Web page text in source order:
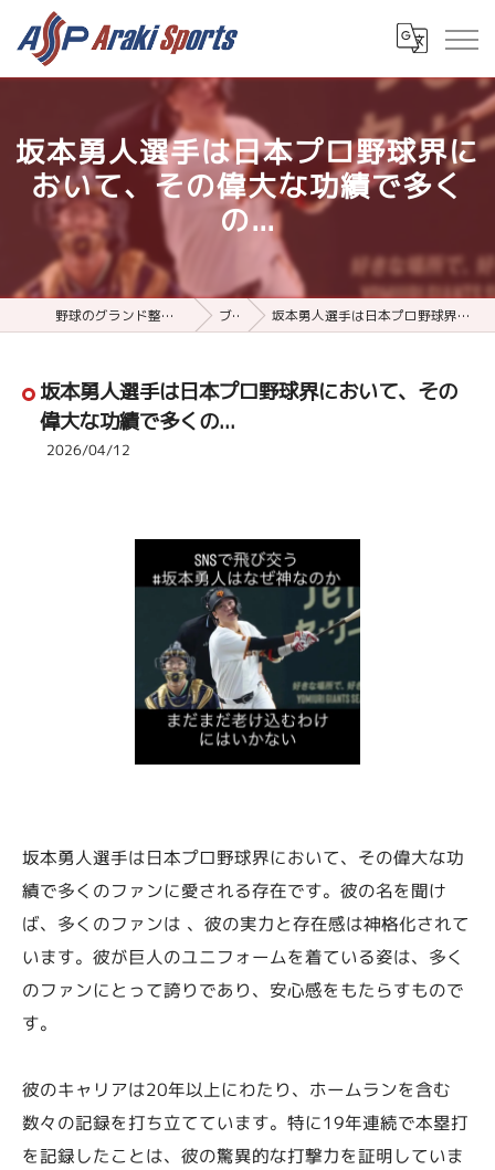
坂本勇人選手は日本プロ野球界に
おいて、その偉大な功績で多く
の...
野球のグランド整備用品ならアラキスポーツ ブログ 坂本勇人選手は日本プロ野球界において、その偉大な功績で多くの...
坂本勇人選手は日本プロ野球界において、その
偉大な功績で多くの...
2026/04/12
坂本勇人選手は日本プロ野球界において、その偉大な功
績で多くのファンに愛される存在です。彼の名を聞け
ば、多くのファンは 、彼の実力と存在感は神格化されて
います。彼が巨人のユニフォームを着ている姿は、多く
のファンにとって誇りであり、安心感をもたらすもので
す。
彼のキャリアは20年以上にわたり、ホームランを含む
数々の記録を打ち立てています。特に19年連続で本塁打
を記録したことは、彼の驚異的な打撃力を証明していま